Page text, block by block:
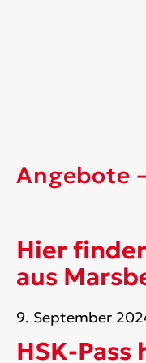
Angebote
Hier
aus
9. September
HSK-